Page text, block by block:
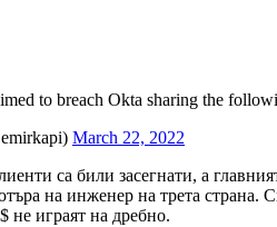
to breach Okta sharing the
March 22, 2022
са били засегнати, а
на инженер на трета
не играят на дребно.